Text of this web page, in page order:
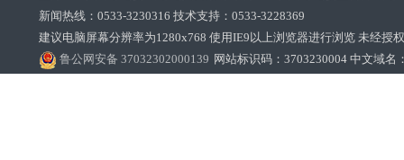
新闻热线：0533-3230316 技术支持：0533-3228369‌‌
建议电脑屏幕分辨率为1280x768 使用IE9以上浏览器进行浏览 未经授
鲁公网安备 37032302000139 网站标识码：3703230004 中文域名